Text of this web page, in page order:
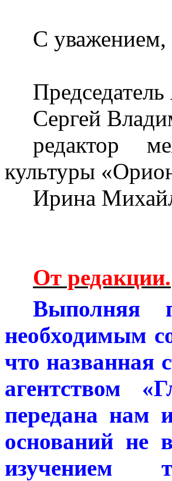
С уважением,
Сергей
редактор
культуры
Ирина
От редакции.
Выполняя
необходимым
что названная
агентством
передана нам
оснований не
изучением